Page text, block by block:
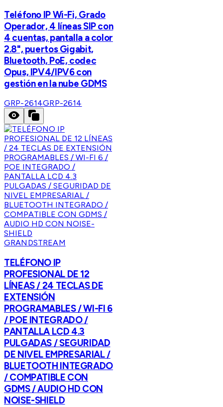
Teléfono IP Wi-Fi, Grado
Operador, 4 líneas SIP con
4 cuentas, pantalla a color
2.8", puertos Gigabit,
Bluetooth, PoE, codec
Opus, IPV4/IPV6 con
gestión en la nube GDMS
GRP-2614GRP-2614
GRANDSTREAM
TELÉFONO IP
PROFESIONAL DE 12
LÍNEAS / 24 TECLAS DE
EXTENSIÓN
PROGRAMABLES / WI-FI 6
/ POE INTEGRADO /
PANTALLA LCD 4.3
PULGADAS / SEGURIDAD
DE NIVEL EMPRESARIAL /
BLUETOOTH INTEGRADO
/ COMPATIBLE CON
GDMS / AUDIO HD CON
NOISE-SHIELD